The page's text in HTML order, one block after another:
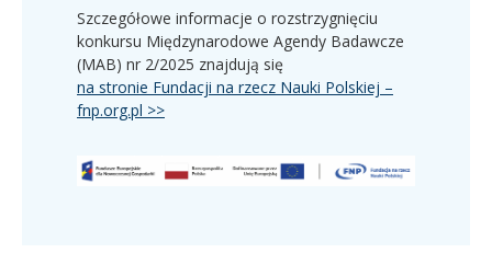
Szczegółowe informacje o rozstrzygnięciu
konkursu Międzynarodowe Agendy Badawcze
(MAB) nr 2/2025 znajdują się
na stronie Fundacji na rzecz Nauki Polskiej –
fnp.org.pl >>